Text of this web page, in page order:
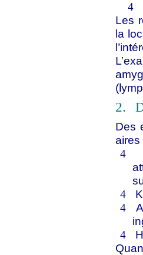
4
Les
la
2.
Des
aires
4
4
4
4